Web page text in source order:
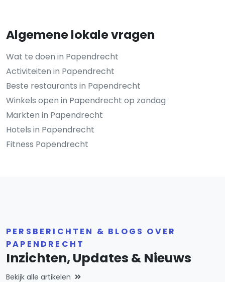
Algemene lokale vragen
Wat te doen in Papendrecht
Activiteiten in Papendrecht
Beste restaurants in Papendrecht
Winkels open in Papendrecht op zondag
Markten in Papendrecht
Hotels in Papendrecht
Fitness Papendrecht
PERSBERICHTEN & BLOGS OVER
PAPENDRECHT
Inzichten, Updates & Nieuws
Bekijk alle artikelen